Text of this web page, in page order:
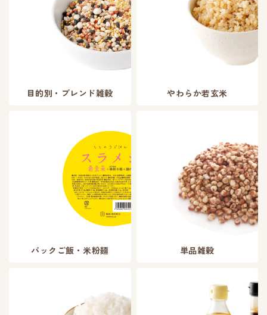
目的別・ブレンド雑穀 やわらか若玄米
パックご飯・米粉麺 単品雑穀